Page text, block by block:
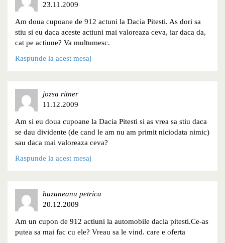
23.11.2009
Am doua cupoane de 912 actuni la Dacia Pitesti. As dori sa
stiu si eu daca aceste actiuni mai valoreaza ceva, iar daca da,
cat pe actiune? Va multumesc.
Raspunde la acest mesaj
jozsa ritner
11.12.2009
Am si eu doua cupoane la Dacia Pitesti si as vrea sa stiu daca
se dau dividente (de cand le am nu am primit niciodata nimic)
sau daca mai valoreaza ceva?
Raspunde la acest mesaj
huzuneanu petrica
20.12.2009
Am un cupon de 912 actiuni la automobile dacia pitesti.Ce-as
putea sa mai fac cu ele? Vreau sa le vind. care e oferta